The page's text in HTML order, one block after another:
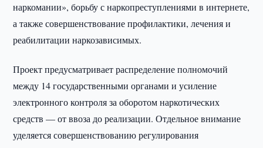
наркомании», борьбу с наркопреступлениями в интернете,
а также совершенствование профилактики, лечения и
реабилитации наркозависимых.
Проект предусматривает распределение полномочий
между 14 государственными органами и усиление
электронного контроля за оборотом наркотических
средств — от ввоза до реализации. Отдельное внимание
уделяется совершенствованию регулирования